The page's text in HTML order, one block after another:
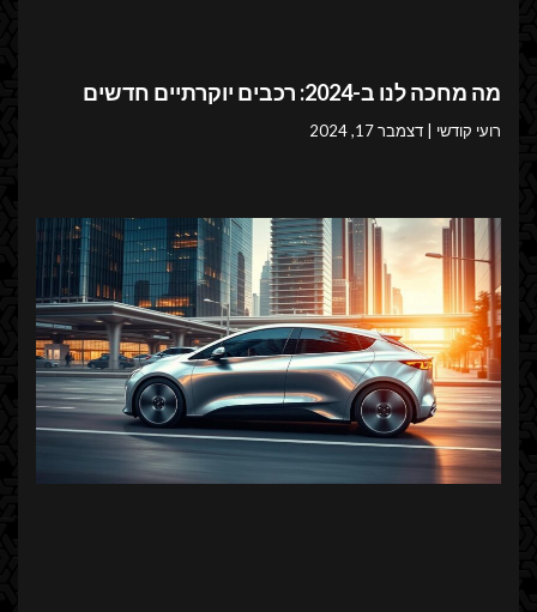
מה מחכה לנו ב-2024: רכבים יוקרתיים חדשים
רועי קודשי דצמבר 17, 2024